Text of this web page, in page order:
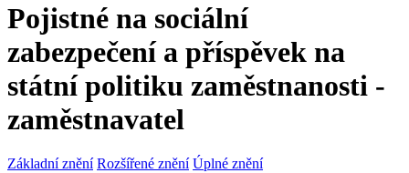
Pojistné na sociální
zabezpečení a příspěvek na
státní politiku zaměstnanosti -
zaměstnavatel
Základní znění Rozšířené znění Úplné znění